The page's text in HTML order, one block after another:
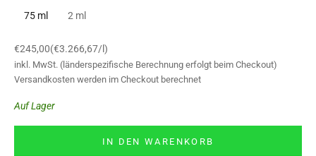
75 ml
2 ml
Angebot
€245,00(€3.266,67/l)
inkl. MwSt. (länderspezifische Berechnung erfolgt beim Checkout)
Versandkosten werden im Checkout berechnet
Auf Lager
IN DEN WARENKORB